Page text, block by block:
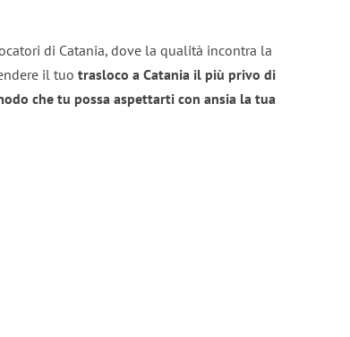
di Catania, dove la qualità incontra la
il tuo trasloco a Catania il più privo di
che tu possa aspettarti con ansia la tua